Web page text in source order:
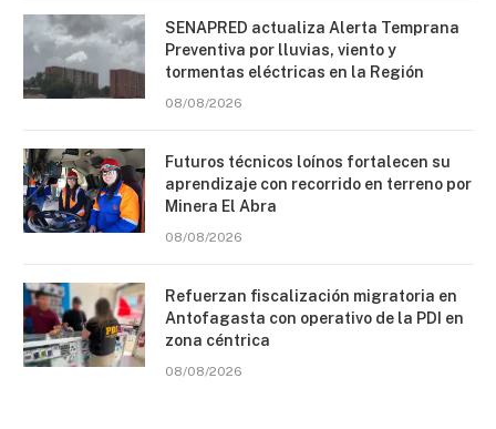
SENAPRED actualiza Alerta Temprana
Preventiva por lluvias, viento y
tormentas eléctricas en la Región
08/08/2026
Futuros técnicos loínos fortalecen su
aprendizaje con recorrido en terreno por
Minera El Abra
08/08/2026
Refuerzan fiscalización migratoria en
Antofagasta con operativo de la PDI en
zona céntrica
08/08/2026